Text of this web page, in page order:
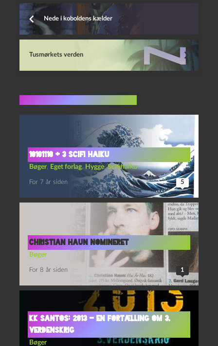
Nede i koboldens kælder
Tusmørkets verden
10101110 + 3 scifi haiku
Bøger, Eget forlag, Hygge,Scifihaiku
For 7 år siden 5
Christian Haun nomineret
Bøger
For 8 år siden 1
KK Santos: 2013 – en fortælling om 3.
verdenskrig
Bøger